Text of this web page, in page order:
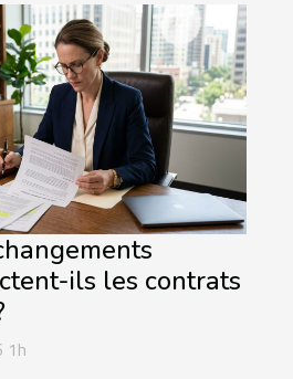
ils les contrats
1h